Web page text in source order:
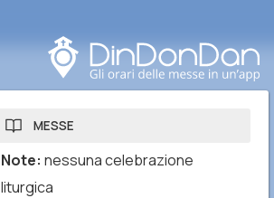
MESSE
Note: nessuna celebrazione
liturgica